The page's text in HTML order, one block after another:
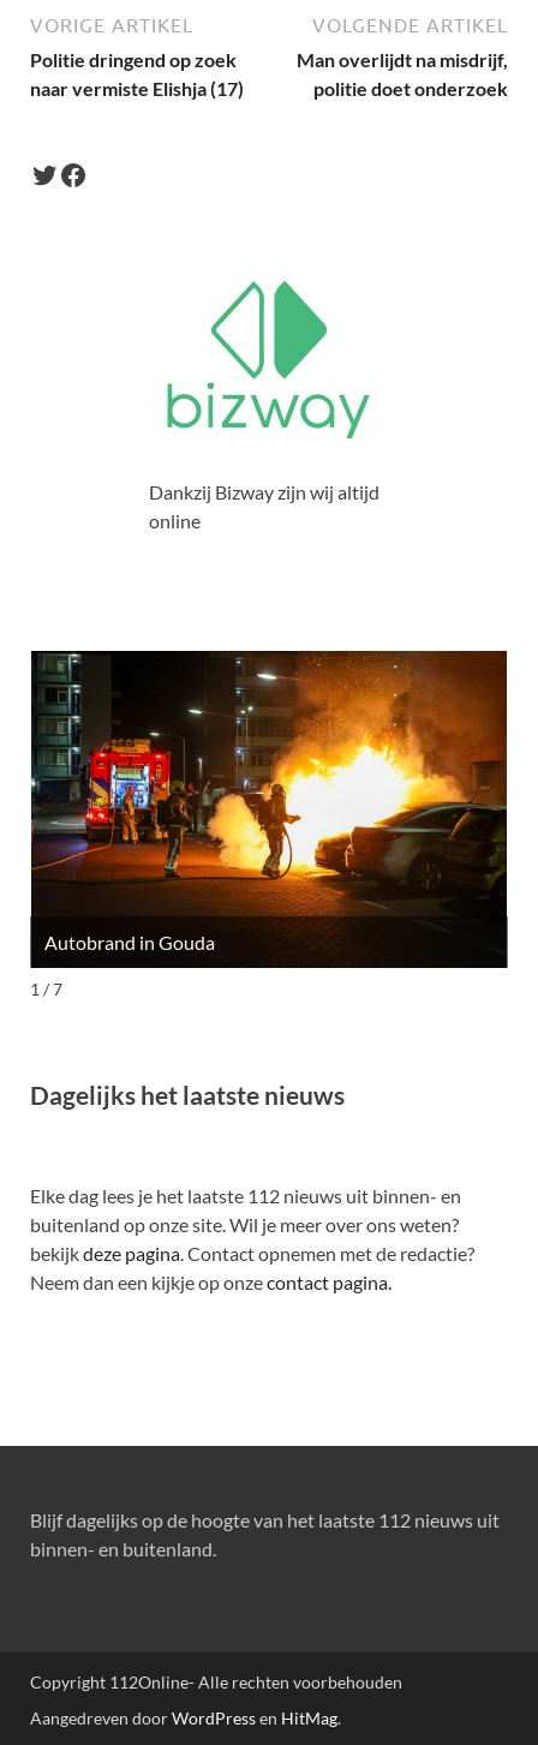
VORIGE ARTIKEL
Politie dringend op zoek
naar vermiste Elishja (17)
VOLGENDE ARTIKEL
Man overlijdt na misdrijf,
politie doet onderzoek
Dankzij Bizway zijn wij altijd
online
Autobrand in Gouda
1 / 7
Dagelijks het laatste nieuws
Elke dag lees je het laatste 112 nieuws uit binnen- en
buitenland op onze site. Wil je meer over ons weten?
bekijkdeze pagina . Contact opnemen met de redactie?
Neem dan een kijkje op onzecontact pagina.
Blijf dagelijks op de hoogte van het laatste 112 nieuws uit
binnen- en buitenland.
Copyright 112Online- Alle rechten voorbehouden
Aangedreven doorWordPressen HitMag.